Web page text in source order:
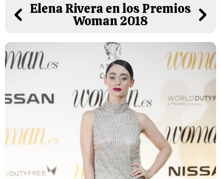
Elena Rivera en los Premios
Woman 2018